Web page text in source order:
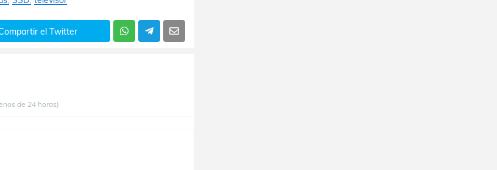
el Twitter
de 24 horas)